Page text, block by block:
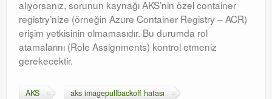
alıyorsanız, sorunun kaynağı AKS’nin özel container
registry’nize (örneğin Azure Container Registry – ACR)
erişim yetkisinin olmamasıdır. Bu durumda rol
atamalarını (Role Assignments) kontrol etmeniz
gerekecektir.
AKS
aks imagepullbackoff hatası